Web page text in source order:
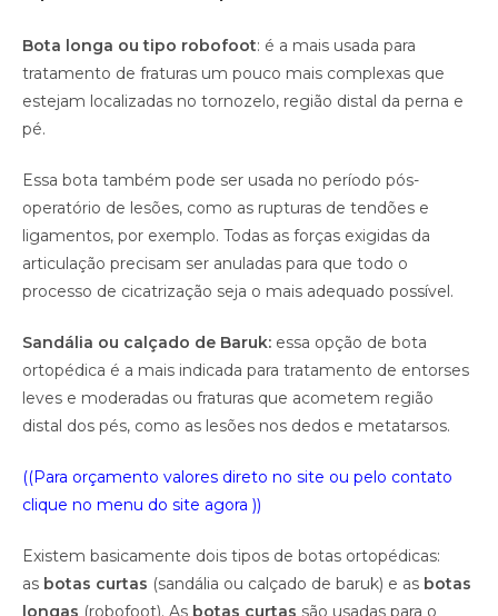
Bota longa ou tipo robofoot: é a mais usada para
tratamento de fraturas um pouco mais complexas que
estejam localizadas no tornozelo, região distal da perna e
pé.
Essa bota também pode ser usada no período pós-
operatório de lesões, como as rupturas de tendões e
ligamentos, por exemplo. Todas as forças exigidas da
articulação precisam ser anuladas para que todo o
processo de cicatrização seja o mais adequado possível.
Sandália ou calçado de Baruk: essa opção de bota
ortopédica é a mais indicada para tratamento de entorses
leves e moderadas ou fraturas que acometem região
distal dos pés, como as lesões nos dedos e metatarsos.
((Para orçamento valores direto no site ou pelo contato
clique no menu do site agora ))
Existem basicamente dois tipos de botas ortopédicas:
as botas curtas (sandália ou calçado de baruk) e as botas
longas (robofoot). As botas curtas são usadas para o